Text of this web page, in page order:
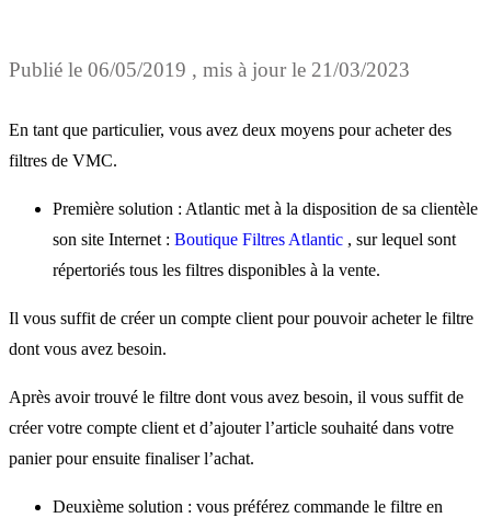
Publié le 06/05/2019 , mis à jour le 21/03/2023
En tant que particulier, vous avez deux moyens pour acheter des
filtres de VMC.
Première solution : Atlantic met à la disposition de sa clientèle
son site Internet : Boutique Filtres Atlantic , sur lequel sont
répertoriés tous les filtres disponibles à la vente.
Il vous suffit de créer un compte client pour pouvoir acheter le filtre
dont vous avez besoin.
Après avoir trouvé le filtre dont vous avez besoin, il vous suffit de
créer votre compte client et d’ajouter l’article souhaité dans votre
panier pour ensuite finaliser l’achat.
Deuxième solution : vous préférez commande le filtre en